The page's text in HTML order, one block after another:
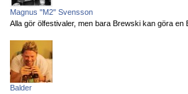
Magnus "M2" Svensson
Alla gör ölfestivaler, men bara Brewski kan göra en
Balder